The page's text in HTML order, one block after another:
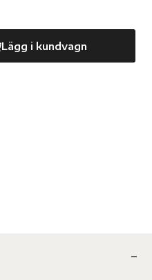
Lägg i kundvagn